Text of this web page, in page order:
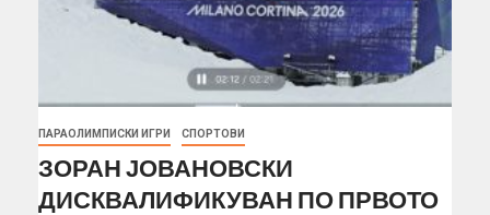
ПАРАОЛИМПИСКИ ИГРИ СПОРТОВИ
ЗОРАН ЈОВАНОВСКИ
ДИСКВАЛИФИКУВАН ПО ПРВОТО